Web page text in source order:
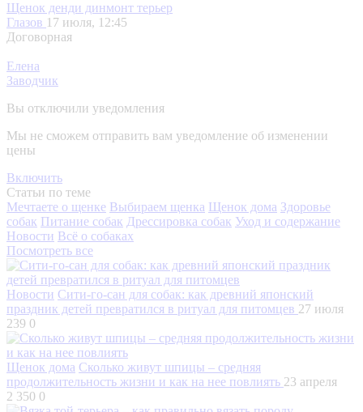
Щенок денди динмонт терьер
Глазов 17 июля, 12:45
Договорная
Елена
Заводчик
Вы отключили уведомления
Мы не сможем отправить вам уведомление об изменении
цены
Включить
Статьи по теме
Мечтаете о щенке Выбираем щенка Щенок дома Здоровье
собак Питание собак Дрессировка собак Уход и содержание
Новости Всё о собаках
Посмотреть все
Новости Сити-го-сан для собак: как древний японский
праздник детей превратился в ритуал для питомцев 27 июля
239 0
Щенок дома Сколько живут шпицы – средняя
продолжительность жизни и как на нее повлиять 23 апреля
2 350 0